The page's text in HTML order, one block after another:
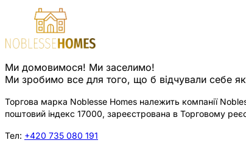
Ми домовимося! Ми заселимо!
Ми зробимо все для того, що б відчували себе
Торгова марка Noblesse Homes належить компанії
поштовий індекс 17000, зареєстрована в Торговому
Тел: +420 735 080 191